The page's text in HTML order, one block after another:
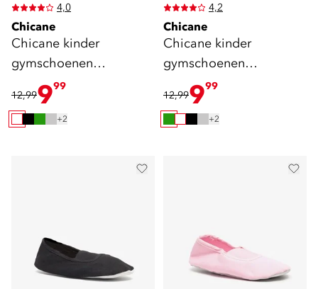
4,0
Chicane
Chicane kinder
gymschoenen
klittenband wit
12,99999
+2
4,2
Chicane
Chicane kinder
gymschoenen
klittenband groen
12,99999
+2